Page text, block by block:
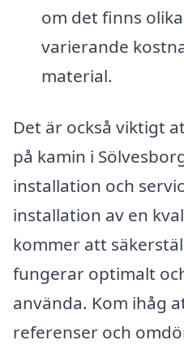
om det finns
varierande
material.
Det är också viktigt
på kamin i
installation och
installation av en
kommer att
fungerar optimalt
använda. Kom ihåg
referenser och